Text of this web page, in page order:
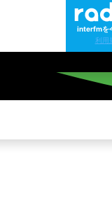
interfmを
利用